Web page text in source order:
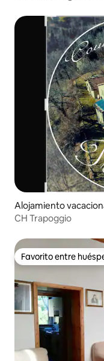
Alojamiento
CH Trapoggio
Favorito entre
Favorito entre